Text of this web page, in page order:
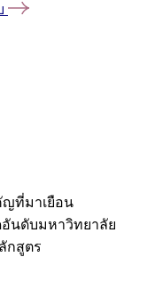
ที่มาเยือน
อันดับมหาวิทยาลัย
กสูตร